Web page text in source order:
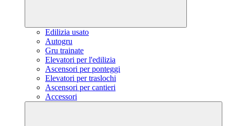
Edilizia usato
Autogru
Gru trainate
Elevatori per l'edilizia
Ascensori per ponteggi
Elevatori per traslochi
Ascensori per cantieri
Accessori